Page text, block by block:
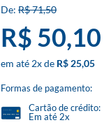
R$ 71,50
R$ 50,10
2x R$ 25,05
Formas de pagamento:
Cartão de crédito:
Em até 2x